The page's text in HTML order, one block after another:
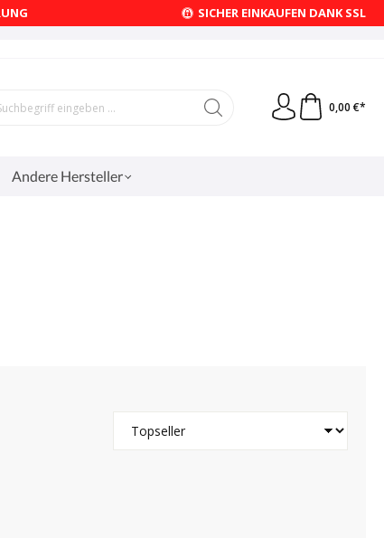
SICHER EINKAUFEN DANK SSL
0,00 €*
Andere Hersteller